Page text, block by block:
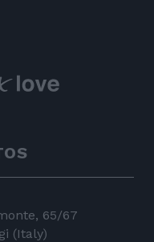
65/67
(Italy)